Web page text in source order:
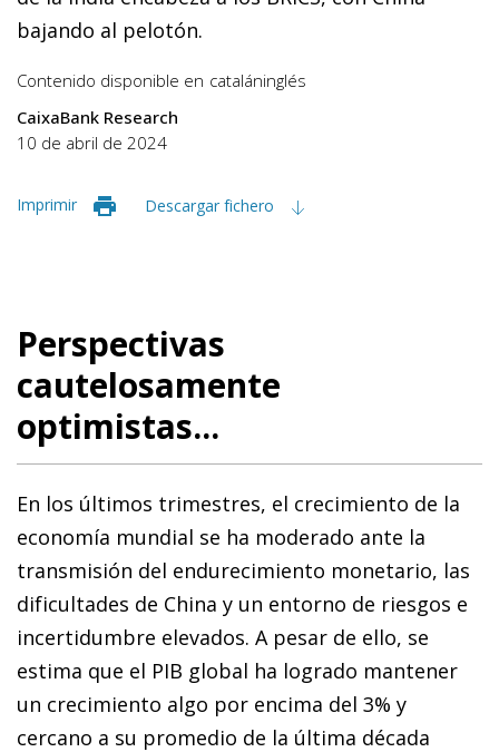
bajando al pelotón.
Contenido disponible en cataláninglés
CaixaBank Research
10 de abril de 2024
Imprimir Descargar fichero
Perspectivas
cautelosamente
optimistas...
En los últimos trimestres, el crecimiento de la
economía mundial se ha moderado ante la
transmisión del endurecimiento monetario, las
dificultades de China y un entorno de riesgos e
incertidumbre elevados. A pesar de ello, se
estima que el PIB global ha logrado mantener
un crecimiento algo por encima del 3% y
cercano a su promedio de la última década